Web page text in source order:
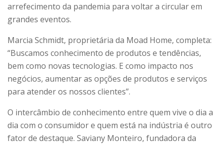
arrefecimento da pandemia para voltar a circular em
grandes eventos.
Marcia Schmidt, proprietária da Moad Home, completa:
“Buscamos conhecimento de produtos e tendências,
bem como novas tecnologias. E como impacto nos
negócios, aumentar as opções de produtos e serviços
para atender os nossos clientes”.
O intercâmbio de conhecimento entre quem vive o dia a
dia com o consumidor e quem está na indústria é outro
fator de destaque. Saviany Monteiro, fundadora da